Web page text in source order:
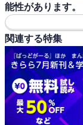
能性があります。
関連する特集